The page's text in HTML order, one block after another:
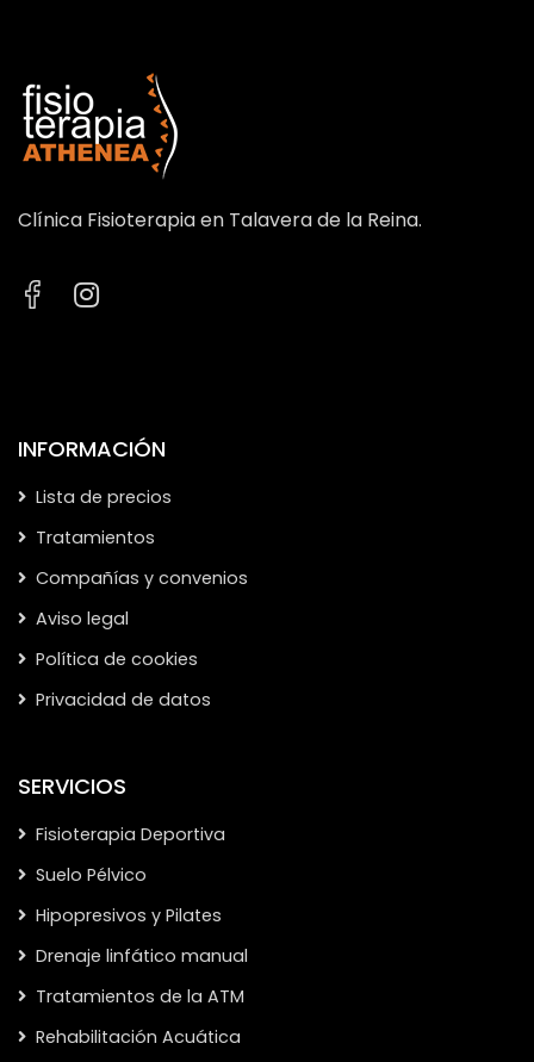
Clínica Fisioterapia en Talavera de la Reina.
INFORMACIÓN
Lista de precios
Tratamientos
Compañías y convenios
Aviso legal
Política de cookies
Privacidad de datos
SERVICIOS
Fisioterapia Deportiva
Suelo Pélvico
Hipopresivos y Pilates
Drenaje linfático manual
Tratamientos de la ATM
Rehabilitación Acuática